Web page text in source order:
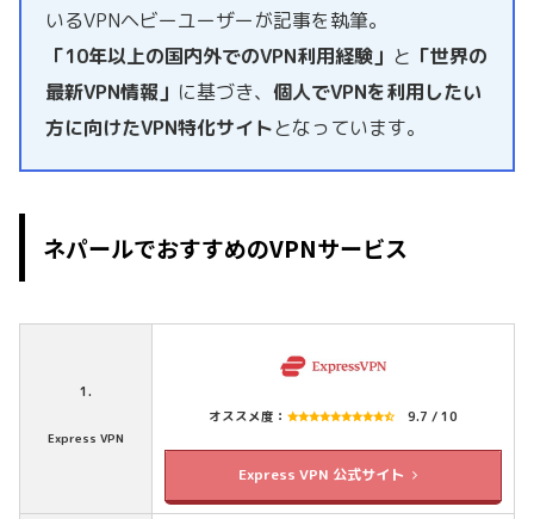
いるVPNヘビーユーザーが記事を執筆。
「10年以上の国内外でのVPN利用経験」 と 「世界の
最新VPN情報」 に基づき、 個人でVPNを利用したい
方に向けたVPN特化サイトとなっています。
ネパールでおすすめのVPNサービス
1.
Express VPN
オススメ度： 9.7 / 10
Express VPN 公式サイト